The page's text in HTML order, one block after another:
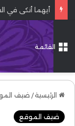
أيهما أنكى في
القائمة
الرئيسية/ ضيف
ضيف الموقع